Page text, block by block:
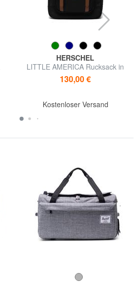
HERSCHEL
LITTLE AMERICA Rucksack in
Standardgröße
130,00 €
Kostenloser Versand